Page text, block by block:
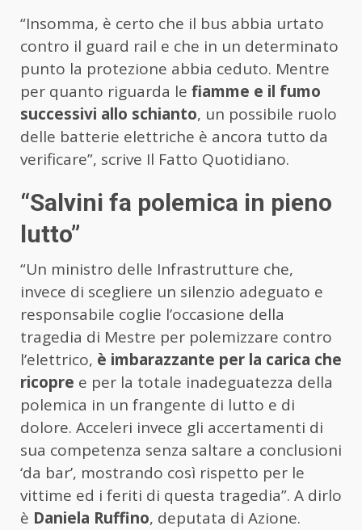
“Insomma, è certo che il bus abbia urtato
contro il guard rail e che in un determinato
punto la protezione abbia ceduto. Mentre
per quanto riguarda le fiamme e il fumo
successivi allo schianto, un possibile ruolo
delle batterie elettriche è ancora tutto da
verificare”, scrive Il Fatto Quotidiano.
“Salvini fa polemica in pieno
lutto”
“Un ministro delle Infrastrutture che,
invece di scegliere un silenzio adeguato e
responsabile coglie l’occasione della
tragedia di Mestre per polemizzare contro
l’elettrico, è imbarazzante per la carica che
ricopre e per la totale inadeguatezza della
polemica in un frangente di lutto e di
dolore. Acceleri invece gli accertamenti di
sua competenza senza saltare a conclusioni
‘da bar’, mostrando così rispetto per le
vittime ed i feriti di questa tragedia”. A dirlo
è Daniela Ruffino, deputata di Azione.